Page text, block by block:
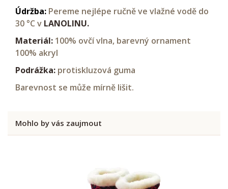
Údržba: Pereme nejlépe ručně ve vlažné vodě do
30 °C v LANOLINU.
Materiál: 100% ovčí vlna, barevný ornament
100% akryl
Podrážka: protiskluzová guma
Barevnost se může mírně lišit.
Mohlo by vás zaujmout